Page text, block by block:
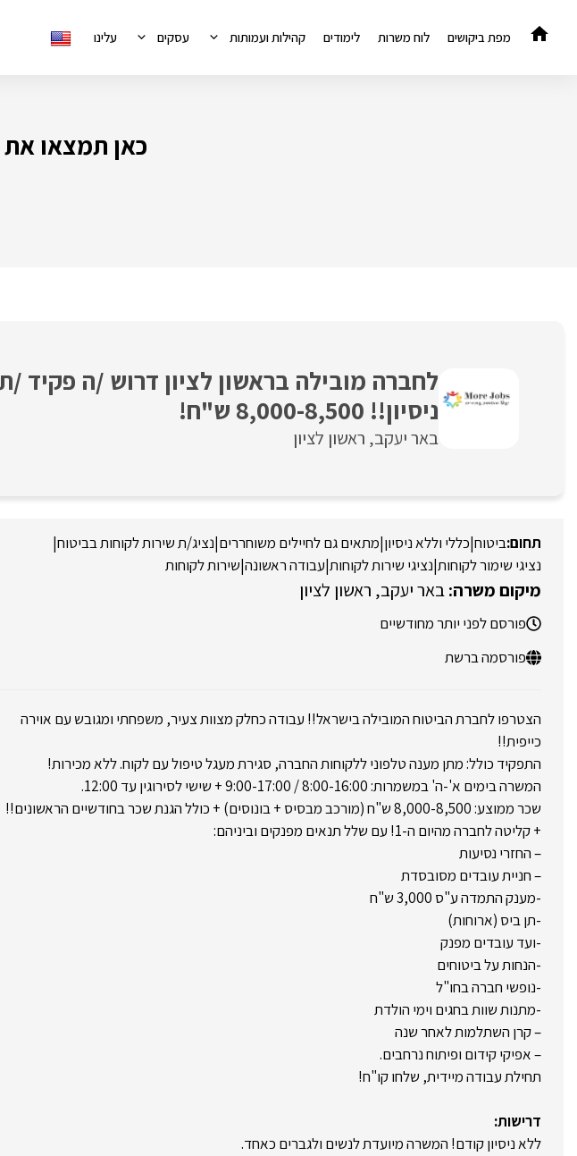
לתוכן
מפת ביקושים לוח משרות לימודים קהילות ועמותות עסקים עלינו
כאן תמצאו את
לחברה מובילה בראשון לציון דרוש /ה פקיד
ניסיון!! 8,000-8,500 ש"ח!
באר יעקב ראשון לציון
ביטוח|כללי וללא ניסיון|מתאים גם לחיילים משוחררים|נציג/ת שירות לקוחות בביטוח|
נציגי שימור לקוחות|נציגי שירות לקוחות|עבודה ראשונה|שירות לקוחות
באר יעקב ראשון לציון
פורסם לפני יותר מחודשיים
פורסמה ברשת
הצטרפו לחברת הביטוח המובילה בישראל!! עבודה כחלק מצוות צעיר, משפחתי ומגובש עם אוירה
כייפית!!
התפקיד כולל: מתן מענה טלפוני ללקוחות החברה, סגירת מעגל טיפול עם לקוח. ללא מכירות!
המשרה בימים א'-ה' במשמרות: 8:00-16:00 / 9:00-17:00 + שישי לסירוגין עד 12:00.
שכר ממוצע: 8,000-8,500 ש"ח (מורכב מבסיס + בונוסים) + כולל הגנת שכר בחודשיים הראשונים!!
+ קליטה לחברה מהיום ה-1! עם שלל תנאים מפנקים וביניהם:
– החזרי נסיעות
– חניית עובדים מסובסדת
-מענק התמדה ע"ס 3,000 ש"ח
-תן ביס (ארוחות)
-ועד עובדים מפנק
-הנחות על ביטוחים
-נופשי חברה בחו"ל
-מתנות שוות בחגים וימי הולדת
– קרן השתלמות לאחר שנה
– אפיקי קידום ופיתוח נרחבים.
תחילת עבודה מיידית, שלחו קו"ח!
דרישות:
ללא ניסיון קודם! המשרה מיועדת לנשים ולגברים כאחד.